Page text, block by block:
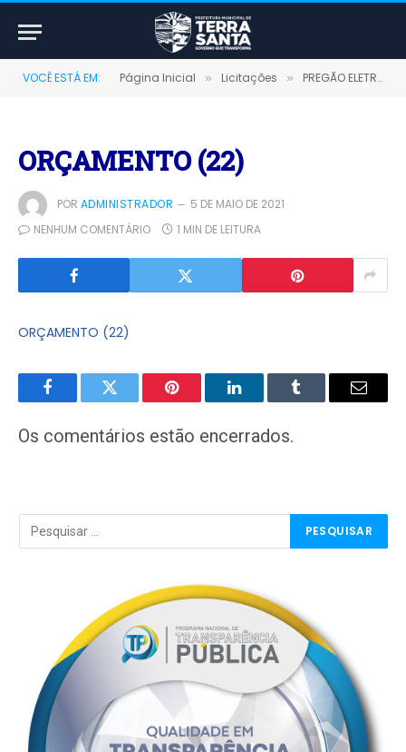
VOCÊ ESTÁ EM: Página Inicial » Licitações » PREGÃO ELETRÔNICO Nº 011/2021-SRP (CONTRATAÇÃO DE SERVIÇOS DE TRANSPORTE FLUVIAL NOS TRECHOS TERRA SANTA/SANTARÉM/TERRA SANTA, TERRA SANTA/PARINTINS/TERRA SANTA, TERRA SANTA/JURUTI/TERRA SANTA E TERRA SANTA/ORIXIMINÁ/TERRA SANTA, TERRA SANTA/ÓBIDOS/TERRA SANTA)
ORÇAMENTO (22)
POR ADMINISTRADOR
5 DE MAIO DE 2021
NENHUM COMENTÁRIO
1 MIN DE LEITURA
ORÇAMENTO (22)
FacebookTwitter Pinterest LinkedInTumblr
E-
Os comentários estão encerrados.